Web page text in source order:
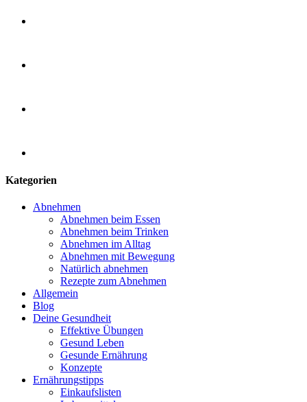
Kategorien
Abnehmen
Abnehmen beim Essen
Abnehmen beim Trinken
Abnehmen im Alltag
Abnehmen mit Bewegung
Natürlich abnehmen
Rezepte zum Abnehmen
Allgemein
Blog
Deine Gesundheit
Effektive Übungen
Gesund Leben
Gesunde Ernährung
Konzepte
Ernährungstipps
Einkaufslisten